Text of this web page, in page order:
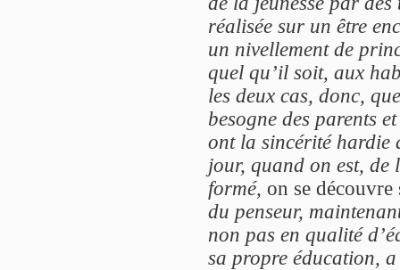
réalisée sur un être
un nivellement de
quel qu’il soit, aux
les deux cas, donc,
besogne des parents
ont la sincérité hardie
jour, quand on est, de
formé, on se
du penseur,
non pas en qualité
sa propre éducation, a